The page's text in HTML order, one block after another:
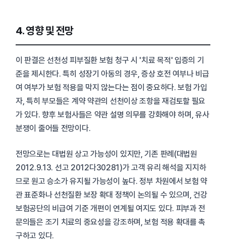
4. 영향 및 전망
이 판결은 선천성 피부질환 보험 청구 시 '치료 목적' 입증의 기
준을 제시한다. 특히 성장기 아동의 경우, 증상 호전 여부나 비급
여 여부가 보험 적용을 막지 않는다는 점이 중요하다. 보험 가입
자, 특히 부모들은 계약 약관의 선천이상 조항을 재검토할 필요
가 있다. 향후 보험사들은 약관 설명 의무를 강화해야 하며, 유사
분쟁이 줄어들 전망이다.
전망으로는 대법원 상고 가능성이 있지만, 기존 판례(대법원
2012.9.13. 선고 2012다30281)가 고객 유리 해석을 지지하
므로 원고 승소가 유지될 가능성이 높다. 정부 차원에서 보험 약
관 표준화나 선천질환 보장 확대 정책이 논의될 수 있으며, 건강
보험공단의 비급여 기준 개편이 연계될 여지도 있다. 피부과 전
문의들은 조기 치료의 중요성을 강조하며, 보험 적용 확대를 촉
구하고 있다.